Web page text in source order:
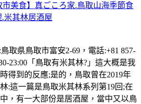
市美食】真ごころ家.鳥取山海季節食
米其林居酒屋
取県鳥取市富安2-69，電話:+81 857-
23:00「鳥取有米其林?」這大概是我
得到的反應;是的，鳥取曾在2019年
:這一篇是鳥取米其林系列第19回;在
，有一大部份是居酒屋，當中又以鳥